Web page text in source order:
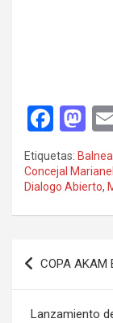
F
a
ce
b
o
k
M
a
st
o
d
n
Etiquetas:
Concejal
Dialogo Abierto,
Navegación
de
entradas
COPA AKAM
Lanzamiento